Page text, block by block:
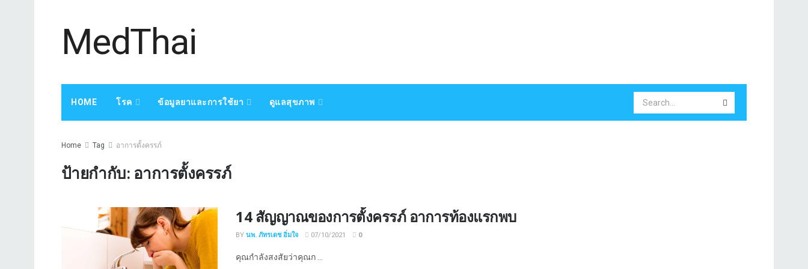
MedThai
HOME โรค ข้อมูลยาและการใช้ยา ดูแลสุขภาพ
Home Tag อาการตั้งครรภ์
ป้ายกำกับ: อาการตั้งครรภ์
14 สัญญาณของการตั้งครรภ์ อาการท้องแรกพบ
BY นพ. ภัทรเดช อิ่มใจ 07/10/2021 0
คุณกำลังสงสัยว่าคุณก ...